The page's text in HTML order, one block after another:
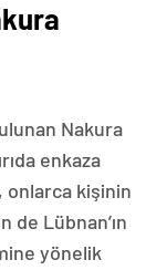
Nakura
enkaza
onlarca kişinin
de Lübnan’ın
yönelik